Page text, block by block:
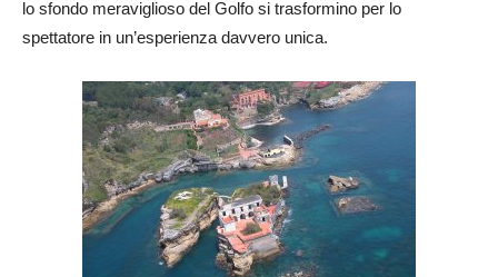
lo sfondo meraviglioso del Golfo si trasformino per lo
spettatore in un’esperienza davvero unica.